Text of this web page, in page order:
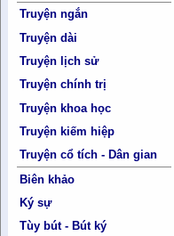
Truyện ngắn
Truyện dài
Truyện lịch sử
Truyện chính trị
Truyện khoa học
Truyện kiếm hiệp
Truyện cổ tích - Dân gian
Biên khảo
Ký sự
Tùy bút - Bút ký